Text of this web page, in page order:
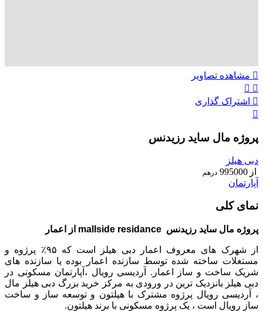
مشاهده تصاویر
اشتراک گذاری
پروژه مال ساید رزیدنس
دبی هیلز
از 995000 درهم
آپارتمان
نمای کلی
پروژه مال ساید رزیدنس mallside residance از اعمار
از شهرک های معروف اعمار دبی هیلز است که ۹۵٪ پرژوه و
مستغلات ساخته شده توسط سازنده اعمار بوده یا سازنده های
شریک ساخت و ساز اعمار. آردیسی رویال ،آپارتمان مسکونی در
دبی هیلز بانزدیک ترین در ورودی به مرکز خرید بزرگ دبی هیلز مال
، آردیسی رویال پرژوه مشترک با هیلتون و توسعه ساز و ساخت
ساز رویال است ، یک پرژوه مسکونی با برند هیلتون.